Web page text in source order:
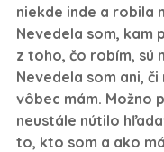
niekde inde a robila
Nevedela som, kam
z toho, čo robím, sú
Nevedela som ani,
vôbec mám. Možno
neustále nútilo
to, kto som a ako